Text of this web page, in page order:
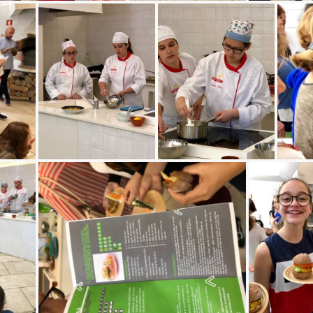
A NOSSA
*
*